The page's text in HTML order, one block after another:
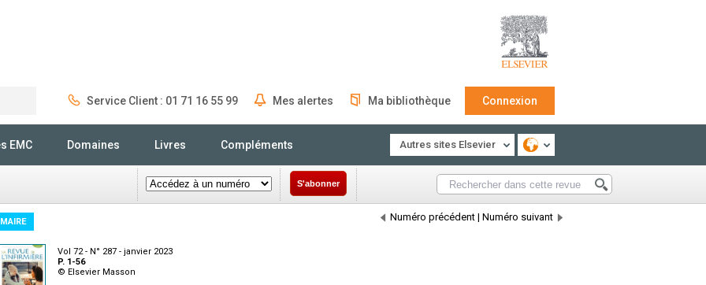
Service Client : 01 71 16 55 99 Mes alertes Ma bibliothèque Connexion
EMC Domaines Livres Compléments Autres sites Elsevier
S'abonner
Numéro précédent | Numéro suivant
Vol 72 - N° 287 - janvier 2023
P. 1-56
© Elsevier Masson